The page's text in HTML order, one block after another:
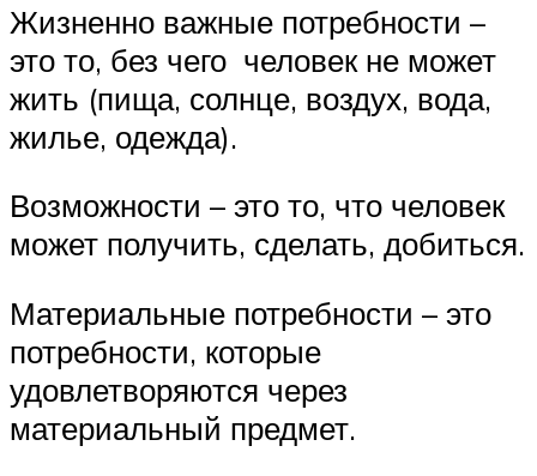
Жизненно важные потребности –
это то, без чего человек не может
жить (пища, солнце, воздух, вода,
жилье, одежда).
Возможности – это то, что человек
может получить, сделать, добиться.
Материальные потребности – это
потребности, которые
удовлетворяются через
материальный предмет.